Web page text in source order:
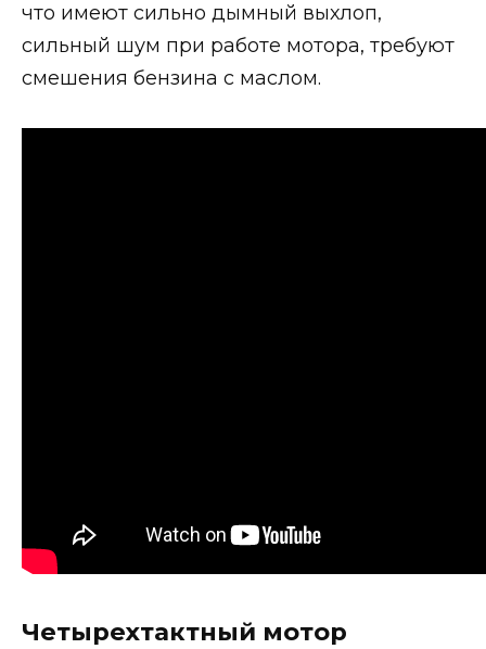
что имеют сильно дымный выхлоп,
сильный шум при работе мотора, требуют
смешения бензина с маслом.
Четырехтактный мотор